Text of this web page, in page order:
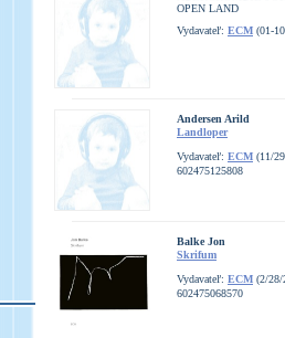
OPEN LAND
Vydavateľ: ECM (01-
Andersen Arild
Landloper
Vydavateľ: ECM (11/
602475125808
Balke Jon
Skrifum
Vydavateľ: ECM (2/28/
602475068570